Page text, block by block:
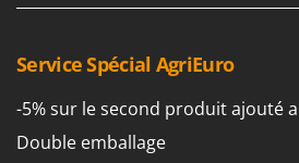
Service Spécial AgriEuro
-5% sur le second produit ajouté
Double emballage